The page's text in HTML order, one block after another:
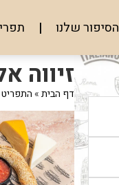
הסיפור שלנו
זיווה
דף הבית»